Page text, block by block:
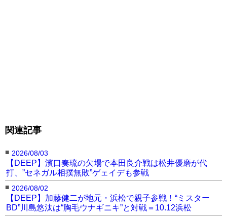
関連記事
■ 2026/08/03
【DEEP】濱口奏琉の欠場で本田良介戦は松井優磨が代
打、”セネガル相撲無敗”ゲェイデも参戦
■ 2026/08/02
【DEEP】加藤健二が地元・浜松で親子参戦！“ミスター
BD”川島悠汰は“胸毛ウナギニキ”と対戦＝10.12浜松